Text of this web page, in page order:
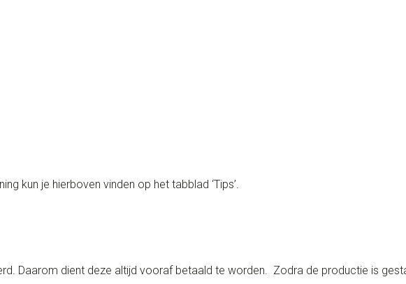
kun je hierboven vinden op het tabblad ‘Tips’.
Daarom dient deze altijd vooraf betaald te worden. Zodra de productie is